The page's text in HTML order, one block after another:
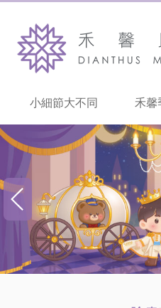
小細節大不同 禾馨